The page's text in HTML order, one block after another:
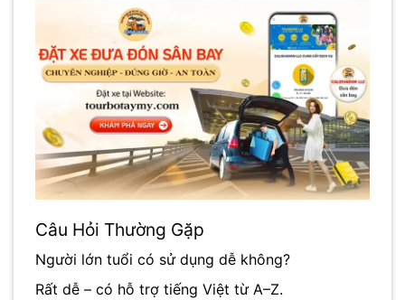
Câu Hỏi Thường Gặp
Người lớn tuổi có sử dụng dễ không?
Rất dễ – có hỗ trợ tiếng Việt từ A–Z.